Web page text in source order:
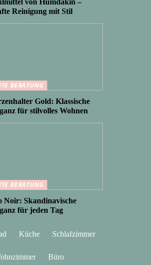
von Humdakin –
Reinigung mit Stil
BERATUNG
Gold: Klassische
für stilvolles Wohnen
BERATUNG
Noir: Skandinavische
für jeden Tag
Küche Schlafzimmer
Büro